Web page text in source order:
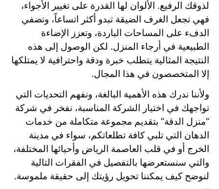
لذوقك الرفيع. الألوان لها القدرة على تغيير الأجواء،
فهي تجعل الغرف الضيقة تبدو أكثر اتساعاً، وتضفي
الدفء على المساحات الباردة، وتعزز الإضاءة
الطبيعية في أرجاء المنزل. لكن الوصول إلى هذه
النتيجة المثالية يتطلب خبرة ودقة واحترافية لا يمتلكها
إلا المتخصصون في هذا المجال.
ولأننا ندرك هذه الأهمية البالغة، ونفهم التحديات التي
تواجهك في اختيار الشركة المناسبة، نفخر في شركة
“منزل الدقة” بتقديم مجموعة متكاملة من خدمات
الدهان التي تلبي كافة تطلعاتكم، سواء في مدينة
الخرج أو في قلب العاصمة الرياض وأحيائها المختلفة،
والتي سنستعرضها بالتفصيل في الفقرات التالية
لنوضح كيف يمكننا تحويل رؤيتك إلى حقيقة ملموسة.